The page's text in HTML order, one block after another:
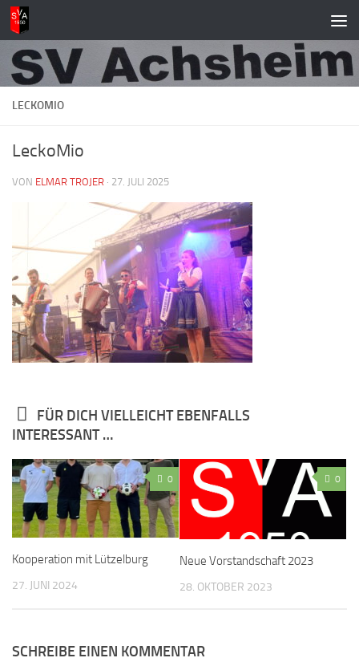
Zum Inhalt springen
LECKOMIO
LeckoMio
VON ELMAR TROJER · 27. JULI 2025
FÜR DICH VIELLEICHT EBENFALLS
INTERESSANT …
0
Kooperation mit Lützelburg
27. JUNI 2024
0
Neue Vorstandschaft 2023
28. OKTOBER 2023
SCHREIBE EINEN KOMMENTAR